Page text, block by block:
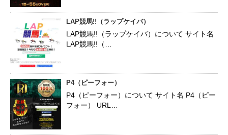
LAP競馬!!（ラップケイバ）
LAP競馬!!（ラップケイバ）について サイト名
LAP競馬!!（…
P4（ピーフォー）
P4（ピーフォー）について サイト名 P4（ピー
フォー） URL…